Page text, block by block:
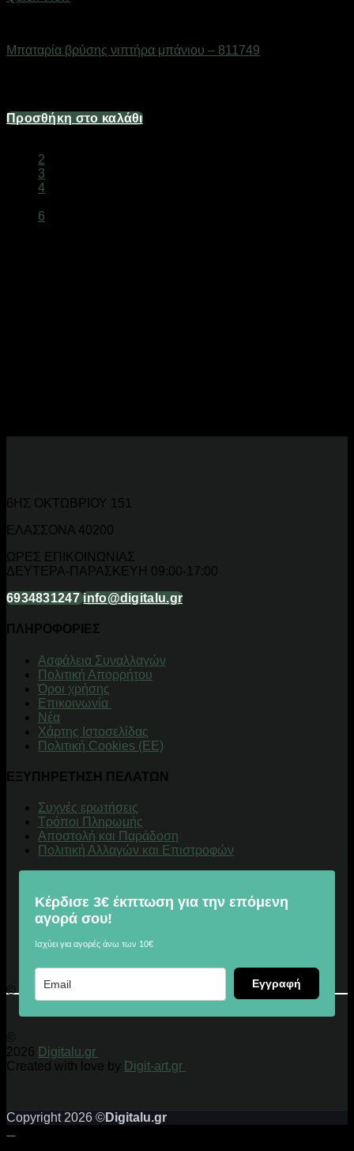
Μπαταρία βρύσης νιπτήρα μπάνιου – 811749
Προσθήκη στο καλάθι
2
3
4
6
6ΗΣ ΟΚΤΩΒΡΙΟΥ 151
ΕΛΑΣΣΟΝΑ 40200
ΩΡΕΣ ΕΠΙΚΟΙΝΩΝΙΑΣ
ΔΕΥΤΕΡΑ-ΠΑΡΑΣΚΕΥΗ 09:00-17:00
6934831247 info@digitalu.gr
ΠΛΗΡΟΦΟΡΙΕΣ
Aσφάλεια Συναλλαγών
Πολιτική Απορρήτου
Όροι χρήσης
Επικοινωνία
Νέα
Χάρτης Ιστοσελίδας
Πολιτική Cookies (ΕΕ)
ΕΞΥΠΗΡΕΤΗΣΗ ΠΕΛΑΤΩΝ
Συχνές ερωτήσεις
Τρόποι Πληρωμής
Αποστολή και Παράδοση
Πολιτική Αλλαγών και Επιστροφών
Κέρδισε 3€ έκπτωση για την επόμενη
αγορά σου!
Ισχύει για αγορές άνω των 10€
Εγγραφή
© 2026 Digitalu.gr
©
2026 Digitalu.gr
Created with love by Digit-art.gr
Copyright 2026 ©Digitalu.gr